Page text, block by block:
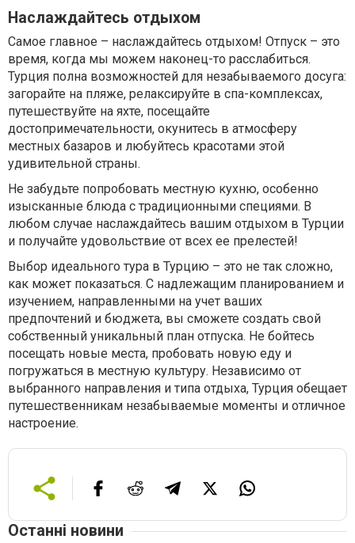
Наслаждайтесь отдыхом
Самое главное – наслаждайтесь отдыхом! Отпуск – это
время, когда мы можем наконец-то расслабиться.
Турция полна возможностей для незабываемого досуга:
загорайте на пляже, релаксируйте в спа-комплексах,
путешествуйте на яхте, посещайте
достопримечательности, окунитесь в атмосферу
местных базаров и любуйтесь красотами этой
удивительной страны.
Не забудьте попробовать местную кухню, особенно
изысканные блюда с традиционными специями. В
любом случае наслаждайтесь вашим отдыхом в Турции
и получайте удовольствие от всех ее прелестей!
Выбор идеального тура в Турцию – это не так сложно,
как может показаться. С надлежащим планированием и
изучением, направленными на учет ваших
предпочтений и бюджета, вы сможете создать свой
собственный уникальный план отпуска. Не бойтесь
посещать новые места, пробовать новую еду и
погружаться в местную культуру. Независимо от
выбранного направления и типа отдыха, Турция обещает
путешественникам незабываемые моменты и отличное
настроение.
Останні новини